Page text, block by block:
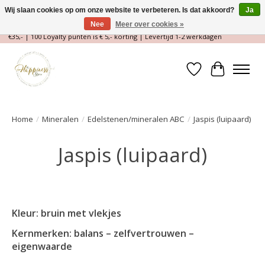
Magische Conceptstore, Edelstenen & Spirituele winkel | Gratis verzending >
€35,- | 100 Loyalty punten is € 5,- korting | Levertijd 1-2 werkdagen
Verlanglijst
Home / Mineralen / Edelstenen/mineralen ABC / Jaspis (luipaard)
Jaspis (luipaard)
Kleur: bruin met vlekjes
Kernmerken: balans – zelfvertrouwen –
eigenwaarde
Wij slaan cookies op om onze website te verbeteren. Is dat akkoord?
Ja
Nee
Meer over cookies »